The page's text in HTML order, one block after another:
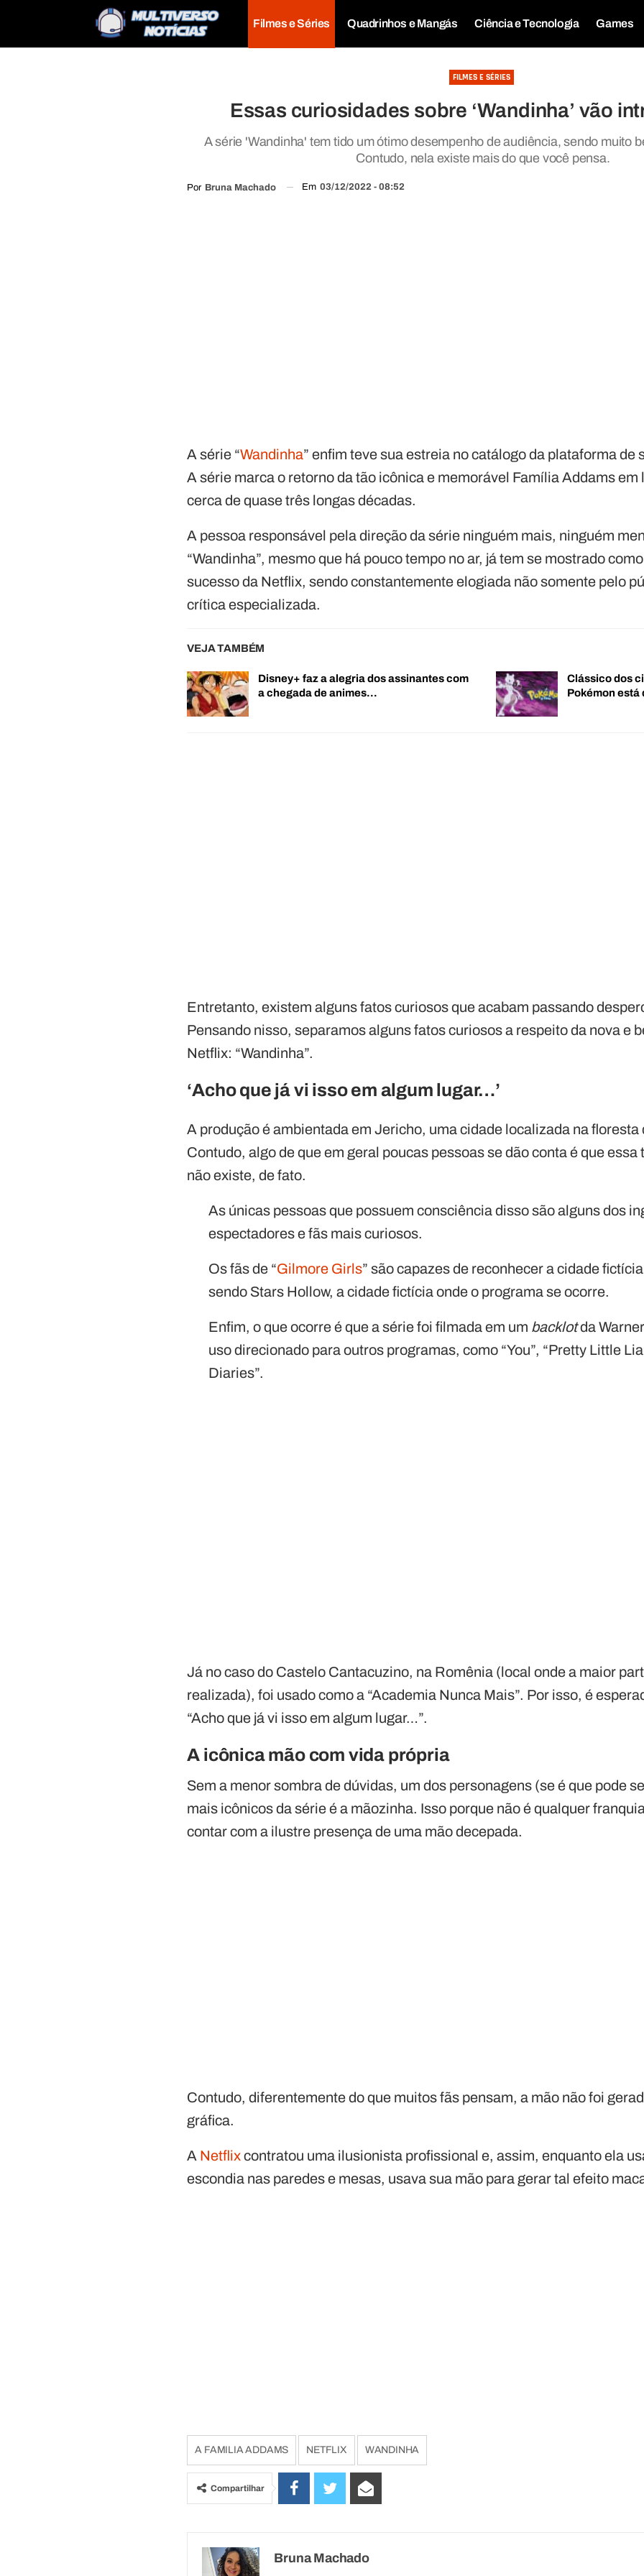
Filmes e Séries Quadrinhos e Mangás Ciência e Tecnologia Games
FILMES E SÉRIES
Essas curiosidades sobre ‘Wandinha’ vão
A série 'Wandinha' tem tido um ótimo desempenho de audiência, sendo muito
Contudo, nela existe mais do que você pensa.
Por Bruna Machado Em 03/12/2022 - 08:52
A série “Wandinha” enfim teve sua estreia no catálogo da plataforma de
A série marca o retorno da tão icônica e memorável Família Addams
cerca de quase três longas décadas.
A pessoa responsável pela direção da série ninguém mais, ninguém
“Wandinha”, mesmo que há pouco tempo no ar, já tem se mostrado
sucesso da Netflix, sendo constantemente elogiada não somente pelo
crítica especializada.
VEJA TAMBÉM
Disney+ faz a alegria dos assinantes com
a chegada de animes…
Clássico dos
Pokémon
Entretanto, existem alguns fatos curiosos que acabam passando
Pensando nisso, separamos alguns fatos curiosos a respeito da nova e
Netflix: “Wandinha”.
‘Acho que já vi isso em algum lugar…’
A produção é ambientada em Jericho, uma cidade localizada na floresta
Contudo, algo de que em geral poucas pessoas se dão conta é que
não existe, de fato.
As únicas pessoas que possuem consciência disso são alguns dos
espectadores e fãs mais curiosos.
Os fãs de “Gilmore Girls” são capazes de reconhecer a cidade
sendo Stars Hollow, a cidade fictícia onde o programa se ocorre.
Enfim, o que ocorre é que a série foi filmada em um backlotda
uso direcionado para outros programas, como “You”, “Pretty Little
Diaries”.
Já no caso do Castelo Cantacuzino, na Romênia (local onde a maior
realizada), foi usado como a “Academia Nunca Mais”. Por isso, é
“Acho que já vi isso em algum lugar…”.
A icônica mão com vida própria
Sem a menor sombra de dúvidas, um dos personagens (se é que pode
mais icônicos da série é a mãozinha. Isso porque não é qualquer
contar com a ilustre presença de uma mão decepada.
Contudo, diferentemente do que muitos fãs pensam, a mão não foi
gráfica.
A Netflixcontratou uma ilusionista profissional e, assim, enquanto ela
escondia nas paredes e mesas, usava sua mão para gerar tal efeito
A FAMILIA ADDAMS NETFLIX WANDINHA
Compartilhar
Bruna Machado